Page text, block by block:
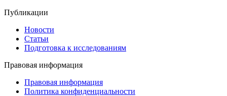
Публикации
Новости
Статьи
Подготовка к исследованиям
Правовая информация
Правовая информация
Политика конфиденциальности